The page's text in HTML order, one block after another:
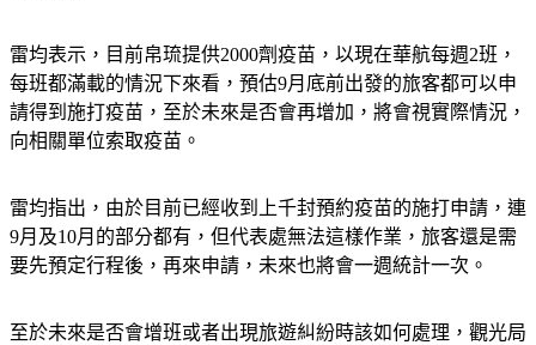
雷均表示，目前帛琉提供2000劑疫苗，以現在華航每週2班，
每班都滿載的情況下來看，預估9月底前出發的旅客都可以申
請得到施打疫苗，至於未來是否會再增加，將會視實際情況，
雷均指出，由於目前已經收到上千封預約疫苗的施打申請，連
9月及10月的部分都有，但代表處無法這樣作業，旅客還是需